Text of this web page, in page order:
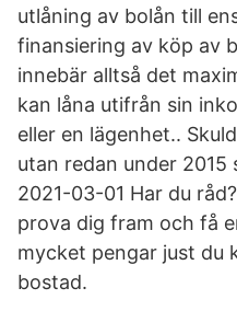
utlåning av bolån till
finansiering av köp av
innebär alltså det
kan låna utifrån sin
eller en lägenhet..
utan redan under
2021-03-01 Har du
prova dig fram och få
mycket pengar just du
bostad.